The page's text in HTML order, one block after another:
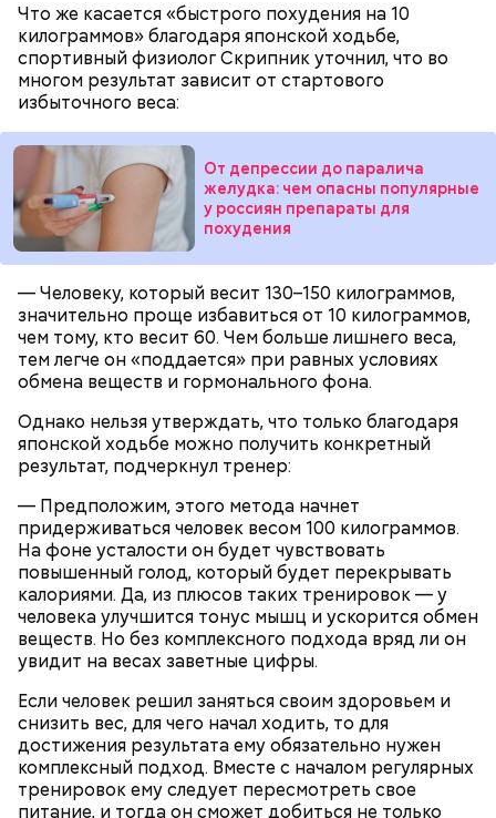
Что же касается «быстрого похудения на 10
килограммов» благодаря японской ходьбе,
спортивный физиолог Скрипник уточнил, что во
многом результат зависит от стартового
избыточного веса:
От депрессии до паралича
желудка: чем опасны популярные
у россиян препараты для
похудения
— Человеку, который весит 130–150 килограммов,
значительно проще избавиться от 10 килограммов,
чем тому, кто весит 60. Чем больше лишнего веса,
тем легче он «поддается» при равных условиях
обмена веществ и гормонального фона.
Однако нельзя утверждать, что только благодаря
японской ходьбе можно получить конкретный
результат, подчеркнул тренер:
— Предположим, этого метода начнет
придерживаться человек весом 100 килограммов.
На фоне усталости он будет чувствовать
повышенный голод, который будет перекрывать
калориями. Да, из плюсов таких тренировок — у
человека улучшится тонус мышц и ускорится обмен
веществ. Но без комплексного подхода вряд ли он
увидит на весах заветные цифры.
Если человек решил заняться своим здоровьем и
снизить вес, для чего начал ходить, то для
достижения результата ему обязательно нужен
комплексный подход. Вместе с началом регулярных
тренировок ему следует пересмотреть свое
питание, и тогда он сможет добиться не только
День малины со сливками отмечается в США в
честь вкусового сочетания этой ягоды со сливками.
В этот праздник люди едят не только малину со
сливками, но и другие десерты на основе этих
двух ингредиентов. Их можно купить в магазине
или сделать самостоятельно вместе со своими
родными и близкими.
— Кабачки нужно натереть длинными слайсами
(это можно сделать на специальной терке),
похожими на спагетти, и уложить в противень.
Дальше нужно добавить немного растительного
масла, соль, а сверху бросить хаотично
порезанную брынзу. Затем добавляются помидоры
черри или грунтовые, — рассказал шеф-повар.
Противень ставится в духовку, разогретую до 180–
190 градусов. Спагетти из кабачка нужно запекать
25–30 минут.